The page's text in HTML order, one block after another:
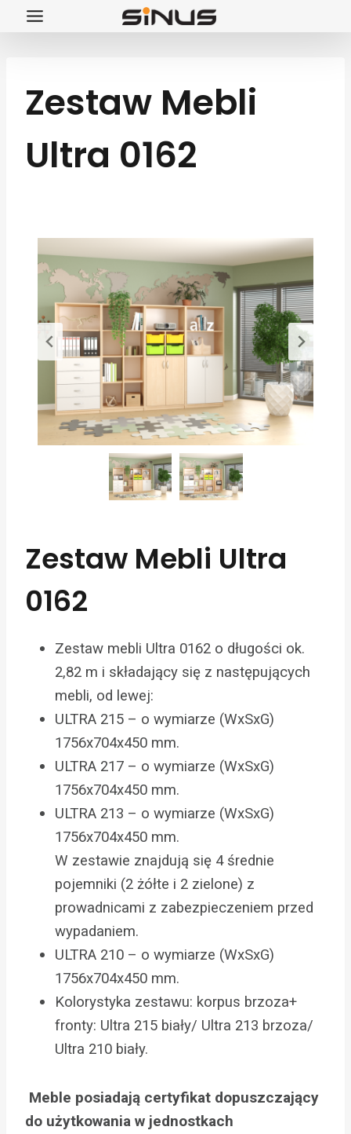
Przejdź
Zestaw Mebli
Ultra 0162
Zestaw Mebli Ultra
0162
Zestaw mebli Ultra 0162 o długości ok.
2,82 m i składający się z następujących
mebli, od lewej:
ULTRA 215 – o wymiarze (WxSxG)
1756x704x450 mm.
ULTRA 217 – o wymiarze (WxSxG)
1756x704x450 mm.
ULTRA 213 – o wymiarze (WxSxG)
1756x704x450 mm.
W zestawie znajdują się 4 średnie
pojemniki (2 żółte i 2 zielone) z
prowadnicami z zabezpieczeniem przed
wypadaniem.
ULTRA 210 – o wymiarze (WxSxG)
1756x704x450 mm.
Kolorystyka zestawu: korpus brzoza+
fronty: Ultra 215 biały/ Ultra 213 brzoza/
Ultra 210 biały.
Meble posiadają certyfikat dopuszczający
do użytkowania w jednostkach